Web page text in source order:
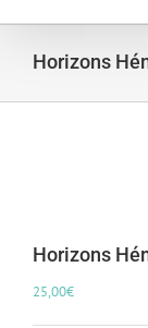
Horizons
Horizons
25,00€